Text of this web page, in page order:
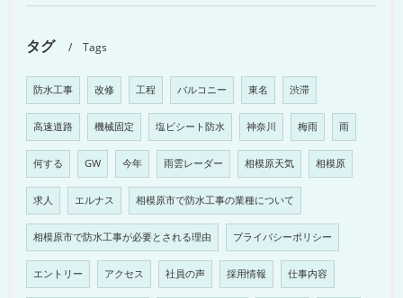
タグ Tags
防水工事 改修 工程 バルコニー 東名 渋滞
高速道路 機械固定 塩ビシート防水 神奈川 梅雨 雨
何する GW 今年 雨雲レーダー 相模原天気 相模原
求人 エルナス 相模原市で防水工事の業種について
相模原市で防水工事が必要とされる理由 プライバシーポリシー
エントリー アクセス 社員の声 採用情報 仕事内容